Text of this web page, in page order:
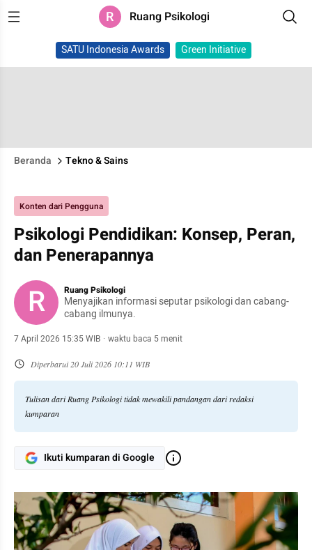
R Ruang Psikologi
SATU Indonesia Awards Green Initiative
Beranda Tekno & Sains
Konten dari Pengguna
Psikologi Pendidikan: Konsep, Peran,
dan Penerapannya
R Ruang Psikologi
Menyajikan informasi seputar psikologi dan cabang-
cabang ilmunya.
7 April 2026 15:35 WIB · waktu baca 5 menit
Diperbarui20 Juli 2026 10:11 WIB
Tulisan dari Ruang Psikologi tidak mewakili pandangan dari redaksi
kumparan
Ikuti kumparan di Google